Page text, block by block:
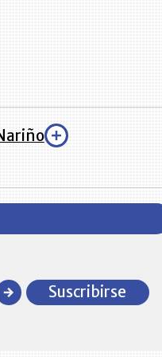
general y detallado de las
en ColombiaSuscribirse